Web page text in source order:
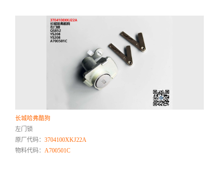
长城哈弗酷狗
左门锁
原厂代码：3704100XKJ22A
物料代码：A700501C